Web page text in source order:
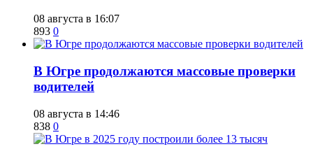
08 августа в 16:07
893 0
​В Югре продолжаются массовые проверки
водителей
08 августа в 14:46
838 0